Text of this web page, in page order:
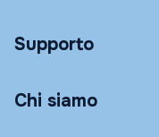
Supporto
Chi siamo